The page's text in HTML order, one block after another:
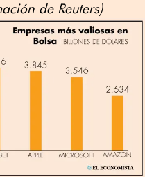
de Reuters)